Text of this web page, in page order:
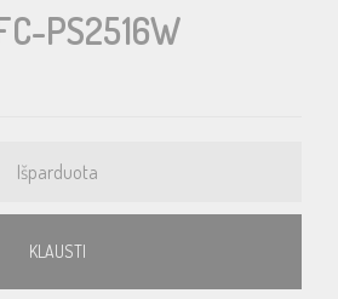
PS2516W
Išparduota
KLAUSTI